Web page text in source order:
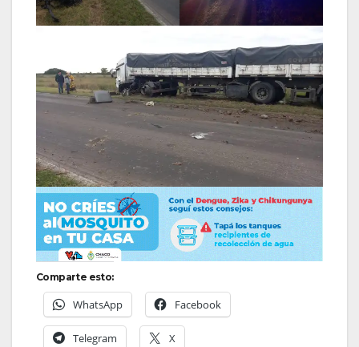
Comparte esto:
WhatsApp Facebook
Telegram X